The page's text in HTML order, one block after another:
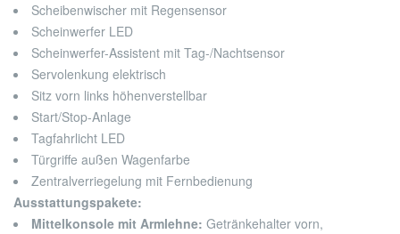
Scheibenwischer mit Regensensor
Scheinwerfer LED
Scheinwerfer-Assistent mit Tag-/Nachtsensor
Servolenkung elektrisch
Sitz vorn links höhenverstellbar
Start/Stop-Anlage
Tagfahrlicht LED
Türgriffe außen Wagenfarbe
Zentralverriegelung mit Fernbedienung
Ausstattungspakete:
Mittelkonsole mit Armlehne: Getränkehalter vorn,